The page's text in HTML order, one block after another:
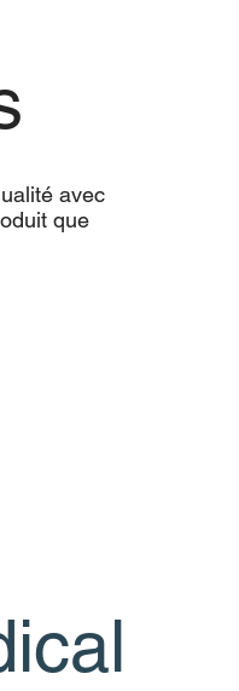
Sveji Oregano Spice
Plastic free paper bowl
avec
que